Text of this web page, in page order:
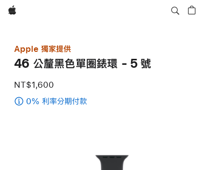
Apple
Apple 獨家提供
46 公釐黑色單圈錶環 - 5 號
NT$1,600
0% 利率分期付款